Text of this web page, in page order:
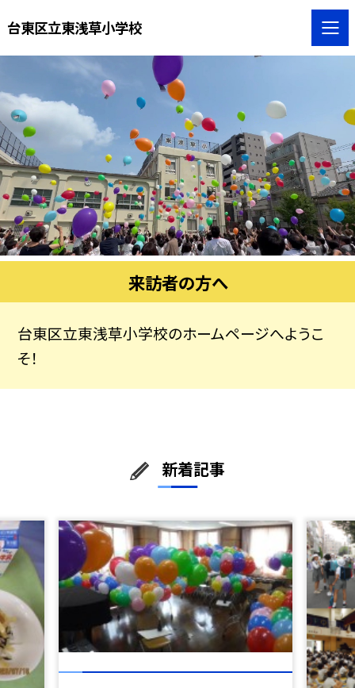
台東区立東浅草小学校
来訪者の方へ
台東区立東浅草小学校のホームページへようこ
そ！
新着記事